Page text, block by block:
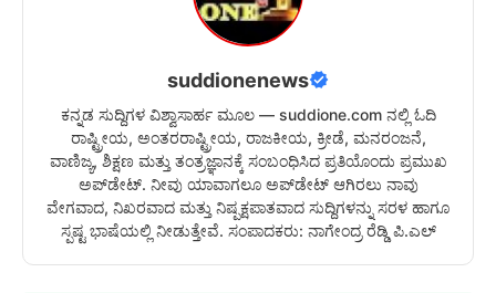
suddionenews
ಕನ್ನಡ ಸುದ್ದಿಗಳ ವಿಶ್ವಾಸಾರ್ಹ ಮೂಲ — suddione.com ನಲ್ಲಿ ಓದಿ
ರಾಷ್ಟ್ರೀಯ, ಅಂತರರಾಷ್ಟ್ರೀಯ, ರಾಜಕೀಯ, ಕ್ರೀಡೆ, ಮನರಂಜನೆ,
ವಾಣಿಜ್ಯ, ಶಿಕ್ಷಣ ಮತ್ತು ತಂತ್ರಜ್ಞಾನಕ್ಕೆ ಸಂಬಂಧಿಸಿದ ಪ್ರತಿಯೊಂದು ಪ್ರಮುಖ
ಅಪ್‌ಡೇಟ್. ನೀವು ಯಾವಾಗಲೂ ಅಪ್‌ಡೇಟ್ ಆಗಿರಲು ನಾವು
ವೇಗವಾದ, ನಿಖರವಾದ ಮತ್ತು ನಿಷ್ಪಕ್ಷಪಾತವಾದ ಸುದ್ದಿಗಳನ್ನು ಸರಳ ಹಾಗೂ
ಸ್ಪಷ್ಟ ಭಾಷೆಯಲ್ಲಿ ನೀಡುತ್ತೇವೆ. ಸಂಪಾದಕರು: ನಾಗೇಂದ್ರ ರೆಡ್ಡಿ ಪಿ.ಎಲ್